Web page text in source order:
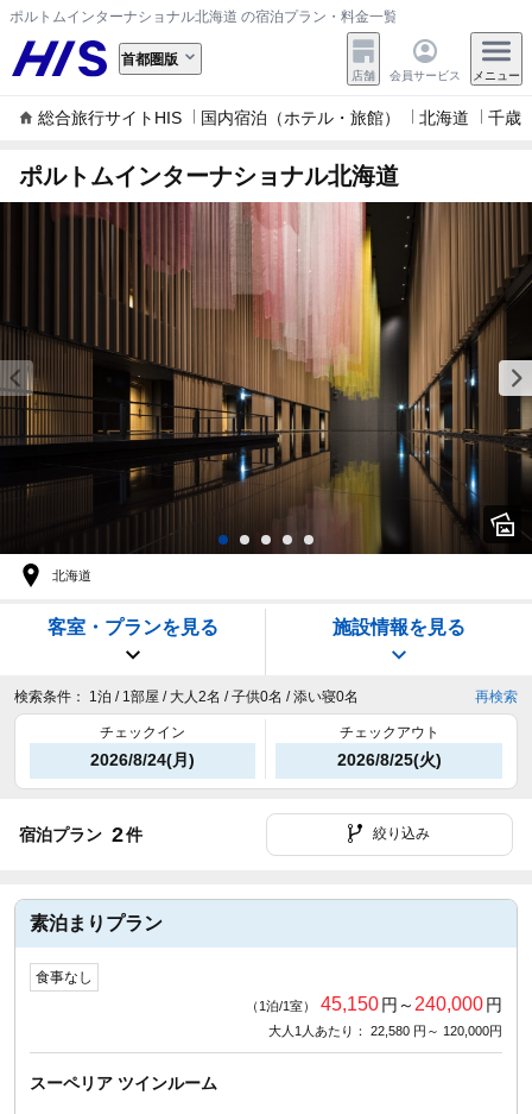
ポルトムインターナショナル北海道 の宿泊プラン・料金一覧
首都圏版
店舗 会員サービス メニュー
総合旅行サイトHIS 国内宿泊（ホテル・旅館） 北海道 千歳
ポルトムインターナショナル北海道
北海道
客室・プランを見る 施設情報を見る
検索条件： 1泊 / 1部屋 / 大人2名 / 子供0名 / 添い寝0名 再検索
チェックイン
2026/8/24(月)
チェックアウト
2026/8/25(火)
宿泊プラン 2件 絞り込み
素泊まりプラン
食事なし
（1泊/1室） 45,150円～ 240,000円
大人1人あたり： 22,580 円～ 120,000円
スーペリア ツインルーム